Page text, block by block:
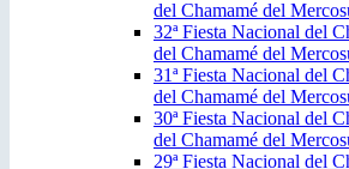
del Chamamé del
32ª Fiesta Nacional del
del Chamamé del
31ª Fiesta Nacional del
del Chamamé del
30ª Fiesta Nacional del
del Chamamé del
29ª Fiesta Nacional del